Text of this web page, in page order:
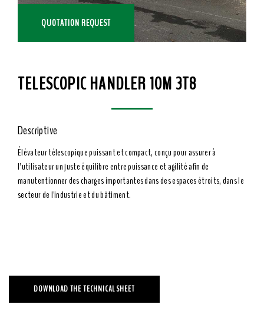
QUOTATION REQUEST
TELESCOPIC HANDLER 10M 3T8
Descriptive
Élévateur télescopique puissant et compact, conçu pour assurer à
l’utilisateur un juste équilibre entre puissance et agilité afin de
manutentionner des charges importantes dans des espaces étroits, dans le
secteur de l'industrie et du bâtiment.
DOWNLOAD THE TECHNICAL SHEET